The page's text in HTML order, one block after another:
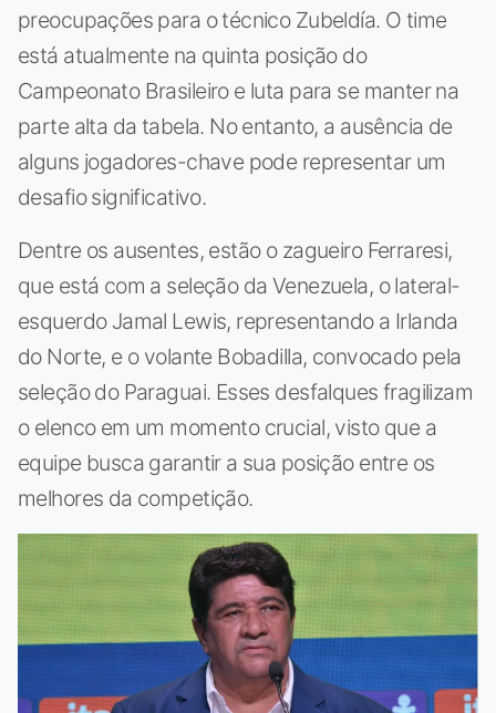
preocupações para o técnico Zubeldía. O time
está atualmente na quinta posição do
Campeonato Brasileiro e luta para se manter na
parte alta da tabela. No entanto, a ausência de
alguns jogadores-chave pode representar um
desafio significativo.
Dentre os ausentes, estão o zagueiro Ferraresi,
que está com a seleção da Venezuela, o lateral-
esquerdo Jamal Lewis, representando a Irlanda
do Norte, e o volante Bobadilla, convocado pela
seleção do Paraguai. Esses desfalques fragilizam
o elenco em um momento crucial, visto que a
equipe busca garantir a sua posição entre os
melhores da competição.